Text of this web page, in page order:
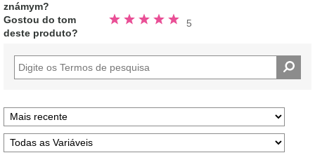
známym?
estrelas
Gostou do tom
deste produto?
5
Avaliado
5.0
estrelas